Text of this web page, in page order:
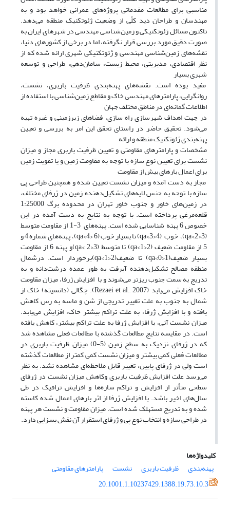
مناسبی برای مطالعات مقدماتی پروژه‌های عمرانی خواهد بود و به
مهندسان و طراحان دید کلّی از وضعیت ژئوتکنیک منطقه می‌دهد.
تاکنون مسائل ژئوتکنیکی و زمین‌شناسی مهندسی در شهرهای ایران به
صورت دقیق مورد بررسی قرار نگرفته، اما در برخی از کشورهای دنیا،
نقشه‌های زمین‌شناسی مهندسی و ژئوتکنیکی شهری ارائه شده که از
نظر اقتصادی، مدیریتی، محیط زیست، سامان‌‌دهی، طراحی و توسعه
شهری بسیار
مفید بوده است. نقشه‌های پهنه‌بندی ظرفیت باربری، نشست،
روانگرایی، پارامترهای مهندسی خاک و مقاطع زمین‌شناسی با استفاده از
اطلاعات گمانه‌ای در مناطق مختلف جهان
در جهت اهداف شهرسازی راه سازی، فضاهای زیرزمینی و غیره تهیه
می‌شود. تحقیق حاضر در راستای تحقق این امر به بررسی و تعیین
پهنه‌بندی ژئوتکنیک منطقه و ارائه
مشخصات و پارامترهای مقاومتی و تعیین ظرفیت باربری مجاز و میزان
نشست برای تعیین نوع سازه با توجه به مقاومت زمین و یا تقویت زمین
برای اعمال بارهای بیش از مقاومت
مجاز به دست آمده و میزان نشست تعیین شده و همچنین طراحی پی
سازه با توجه به جنس لایه‌های تشکیل‌دهنده زمین در ژرفای مختلف،
در زمین‌های خاور و جنوب خاور تهران در محدوده برگ 1:25000
قلعه‌مرغی پرداخته است. با توجه به نتایج به دست آمده در این
خصوص 6 پهنه شناسایی شده است. پهنه‌های 3-1 از مقاومت متوسط
(3<qa<2)، خوب (4<qa<3) تا بسیار خوب (6 <qa<4)، پهنه‌های شماره 4 و
5 از مقاومت ضعیف (2<qa<1) تا متوسط (3<qa< 2)و پهنه 6 از مقاومت
بسیار ضعیف(1<qa<0) تا ضعیف(2<qa<1)برخوردار است. درشمال
منطقه مصالح تشکیل‌دهنده آبرفت به طور عمده درشت‌دانه و به
تدریج به سمت جنوب ریزتر می‌شوند و با افزایش ژرفا، میزان مقاومت
خاک افزایش می‌یابد (Rezaei et al., 2007). چگالی (دانسیته) خاک از
شمال به جنوب به علت تغییر تدریجی از شن و ماسه به رس کاهش
یافته و با افزایش ژرفا، به علت تراکم بیشتر خاک، افزایش می‌یابد.
میزان نشست آنی، با افزایش ژرفا به علت تراکم بیشتر، کاهش یافته
است. در مقایسه نتایج مطالعات گذشته با مطالعات فعلی مشاهده شد
که در ژرفای نزدیک به سطح زمین (5-0) میزان ظرفیت باربری در
مطالعات فعلی کمی بیشتر و میزان نشست کمی کمتر از مطالعات گذشته
است ولی در ژرفای پایین، تغییر قابل ملاحظه‌ای مشاهده نشد. به نظر
می‌رسد علت افزایش ظرفیت باربری وکاهش میزان نشست در ژرفای
سطحی متأثر از افزایش و تراکم سازه‌ها و افزایش ترافیک در طی
سال‌های اخیر باشد. با افزایش ژرفا از اثر بارهای اعمال شده کاسته
شده و به تدریج مستهلک شده است. میزان مقاومت و نشست هر پهنه
در طراحی سازه و انتخاب نوع پی و ژرفای استقرار آن نقش بسزایی دارد.
کلیدواژه‌ها
پهنه‌بندی
ظرفیت باربری نشست
پارامتر‌های مقاومتی
20.1001.1.10237429.1388.19.73.10.3